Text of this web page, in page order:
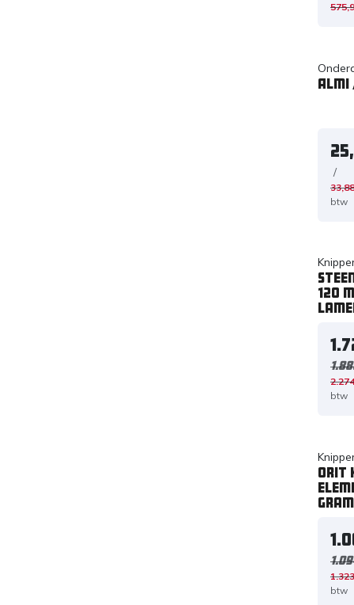
Almi
/
33,88
btw
120
btw
Orit
gram
btw